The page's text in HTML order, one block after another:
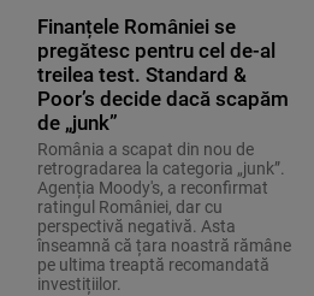
Finanțele României se
pregătesc pentru cel de-al
treilea test. Standard &
Poor’s decide dacă scapăm
de „junk”
România a scapat din nou de
retrogradarea la categoria „junk”.
Agenția Moody's, a reconfirmat
ratingul României, dar cu
perspectivă negativă. Asta
înseamnă că țara noastră rămâne
pe ultima treaptă recomandată
investițiilor.